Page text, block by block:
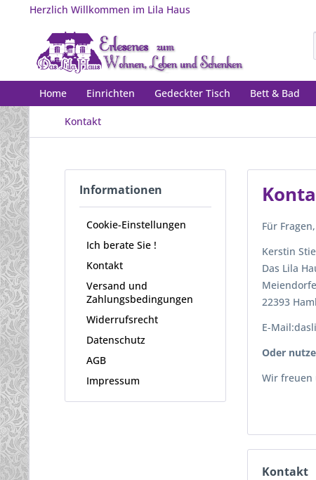
Herzlich Willkommen im Lila Haus
Home Einrichten Gedeckter Tisch Bett & Bad
Kontakt
Informationen
Cookie-Einstellungen
Ich berate Sie !
Kontakt
Versand und
Zahlungsbedingungen
Widerrufsrecht
Datenschutz
AGB
Impressum
Für
Kerstin
Das Lila
22393
E-
Oder
Wir freuen
Kontakt